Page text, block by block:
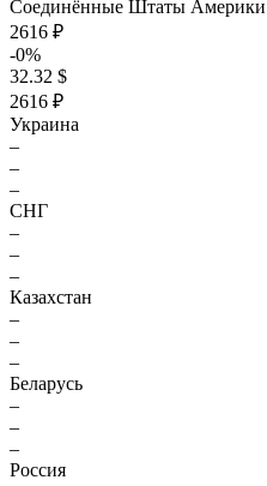
Соединённые Штаты Америки
2616 ₽
-0%
32.32 $
2616 ₽
Украина
–
–
–
СНГ
–
–
–
Казахстан
–
–
–
Беларусь
–
–
–
Россия